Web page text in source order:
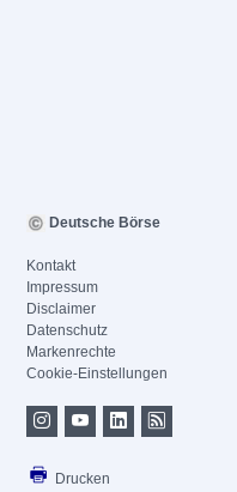
Deutsche Börse
Kontakt
Impressum
Disclaimer
Datenschutz
Markenrechte
Cookie-Einstellungen
Drucken